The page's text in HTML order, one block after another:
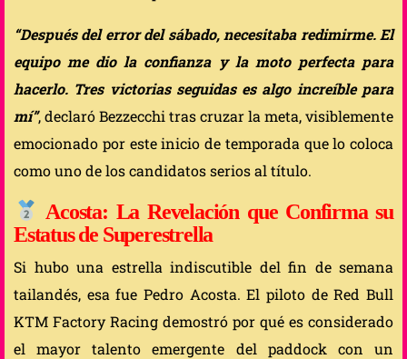
“Después del error del sábado, necesitaba redimirme. El
equipo me dio la confianza y la moto perfecta para
hacerlo. Tres victorias seguidas es algo increíble para
mí”, declaró Bezzecchi tras cruzar la meta, visiblemente
emocionado por este inicio de temporada que lo coloca
como uno de los candidatos serios al título.
Acosta: La Revelación que Confirma su
Estatus de Superestrella
Si hubo una estrella indiscutible del fin de semana
tailandés, esa fue Pedro Acosta. El piloto de Red Bull
KTM Factory Racing demostró por qué es considerado
el mayor talento emergente del paddock con un